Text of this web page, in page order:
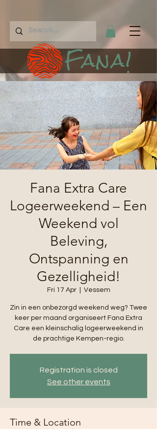
Fana!
Fana Extra Care
Logeerweekend – Een
Weekend vol
Beleving,
Ontspanning en
Gezelligheid!
Fri 17 Apr
  |
Vessem
Zin in een onbezorgd weekend weg? Twee
keer per maand organiseert Fana Extra
Care een kleinschalig logeerweekend in
de prachtige Kempen-regio.
Registration is closed
See other events
Time & Location